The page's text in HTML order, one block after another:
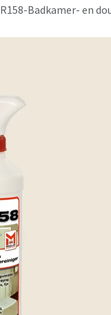
R158-Badkamer- en